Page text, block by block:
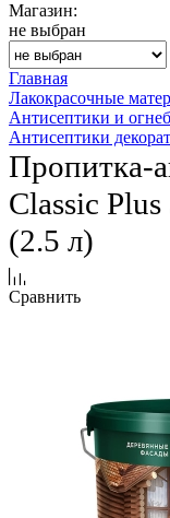
Магазин:
не выбран
Главная
Лакокрасочные
Антисептики и
Антисептики
Пропитка-
Classic
(2.5 л)
Сравнить